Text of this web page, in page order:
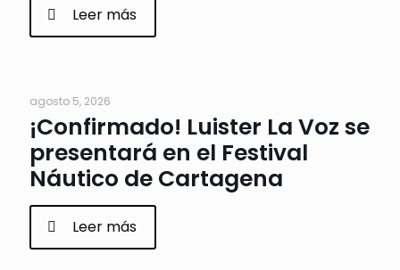
Leer más
agosto 5, 2026
¡Confirmado! Luister La Voz se
presentará en el Festival
Náutico de Cartagena
Leer más